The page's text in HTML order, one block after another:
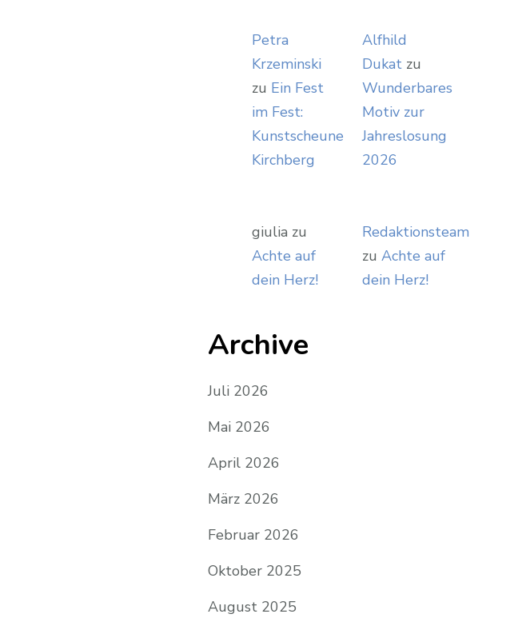
Petra
Krzeminski
zu Ein Fest
im Fest:
Kunstscheune
Kirchberg
Alfhild
Dukat zu
Wunderbares
Motiv zur
Jahreslosung
2026
giulia zu
Achte auf
dein Herz!
Redaktionsteam
zuAchte auf
dein Herz!
Archive
Juli 2026
Mai 2026
April 2026
März 2026
Februar 2026
Oktober 2025
August 2025